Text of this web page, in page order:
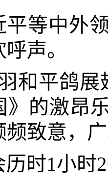
平等中外
声。
和平鸽展
》的激昂
频致意，
历时1小时